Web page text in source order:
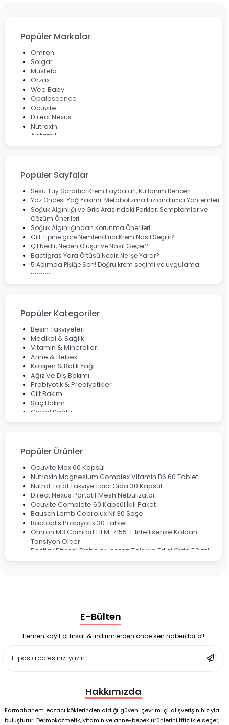
Popüler Markalar
Omron
Solgar
Mustela
Orzax
Wee Baby
Opalescence
Ocuvite
Direct Nexus
Nutraxin
Aptamil
Lansinoh
Cebrolux
Dermoskin
Marvis
Rcfarma
Popüler Sayfalar
Sesu Tüy Sarartıcı Krem Faydaları, Kullanım Rehberi
Yaz Öncesi Yağ Yakımı: Metabolizma Hızlandırma Yöntemleri
Soğuk Algınlığı ve Grip Arasındaki Farklar, Semptomlar ve
Çözüm Önerileri
Soğuk Algınlığından Korunma Önerileri
Cilt Tipine göre Nemlendirici Krem Nasıl Seçilir?
Çil Nedir, Neden Oluşur ve Nasıl Geçer?
Bactigras Yara Örtüsü Nedir, Ne İşe Yarar?
5 Adımda Pişiğe Son! Doğru krem seçimi ve uygulama
rehberi
Çözüm Yolları
Bocavirüs Enfeksiyonu Hakkında Bilmeniz Gerekenler
Deep Flex Topraklama Matı Nedir? Detaylı Rehber
Mumiyo Nedir? Faydaları ve Kullanım Alanları Nelerdir?
Popüler Kategoriler
Besin Takviyeleri
Medikal & Sağlık
Vitamin & Mineraller
Anne & Bebek
Kolajen & Balık Yağı
Ağız Ve Diş Bakımı
Probiyotik & Prebiyotikler
Cilt Bakım
Saç Bakım
Cinsel Sağlık
Popüler Ürünler
Ocuvite Max 60 Kapsül
Nutraxin Magnesium Complex Vitamin B6 60 Tablet
Nutrof Total Takviye Edici Gıda 30 Kapsül
Direct Nexus Portatif Mesh Nebulizatör
Ocuvite Complete 60 Kapsül İkili Paket
Bausch Lomb Cebrolux Nf 30 Saşe
Bactoblis Probiyotik 30 Tablet
Omron M3 Comfort HEM-7155-E Intellisense Koldan
Tansiyon Ölçer
Bestlak Bitkisel Ekstreler İçeren Takviye Edici Gıda 50 ml
Enterogermina Family 5 ml 20 Flakon
Deep Flex Stres Azaltıcı ve Enerji Dengeleyici Topraklama
Matı Set 40x60 cm
Deep Flex Stres Azaltıcı ve Enerji Dengeleyici Topraklama
E-Bülten
Hemen kayıt ol fırsat & indirimlerden önce sen haberdar ol!
Hakkımızda
Farmahanem eczacı köklerinden aldığı güveni çevrim içi alışverişin hızıyla
buluşturur. Dermokozmetik, vitamin ve anne-bebek ürünlerini titizlikle seçer,